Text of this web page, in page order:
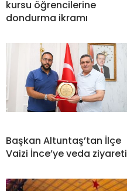
kursu öğrencilerine
dondurma ikramı
Başkan Altuntaş’tan İlçe
Vaizi İnce’ye veda ziyareti